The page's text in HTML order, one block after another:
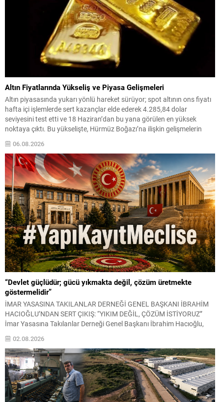
Altın Fiyatlarında Yükseliş ve Piyasa Gelişmeleri
Altın piyasasında yukarı yönlü hareket sürüyor; spot altının ons fiyatı
hafta içi işlemlerde sert kazançlar elde ederek 4.285,84 dolar
seviyesini test etti ve 18 Haziran’dan bu yana görülen en yüksek
noktaya çıktı. Bu yükselişte, Hürmüz Boğazı’na ilişkin gelişmelerin
petrol fiyatlarını baskılaması ve böylece enflasyon ve faiz
beklentilerindeki rahatlamanın etkisi öne...
06.08.2026
“Devlet güçlüdür; gücü yıkmakta değil, çözüm üretmekte
göstermelidir”
İMAR YASASINA TAKILANLAR DERNEĞİ GENEL BAŞKANI İBRAHİM
HACIOĞLU’NDAN SERT ÇIKIŞ: “YIKIM DEĞİL, ÇÖZÜM İSTİYORUZ”
İmar Yasasına Takılanlar Derneği Genel Başkanı İbrahim Hacıoğlu,
yapı kayıt mağduriyeti yaşayan milyonlarca vatandaşın beklentilerini
gündeme taşıyarak, mevcut sorunların yalnızca yıkım kararlarıyla
çözülemeyeceğini belirtti. Hacıoğlu, tarım alanlarının korunması ile
vatandaşların mülkiyet haklarının güvence altına alınmasının
birbirine...
02.08.2026